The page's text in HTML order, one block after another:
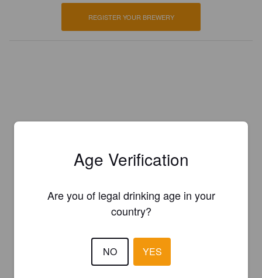
REGISTER YOUR BREWERY
Age Verification
Are you of legal drinking age in your
country?
NO YES